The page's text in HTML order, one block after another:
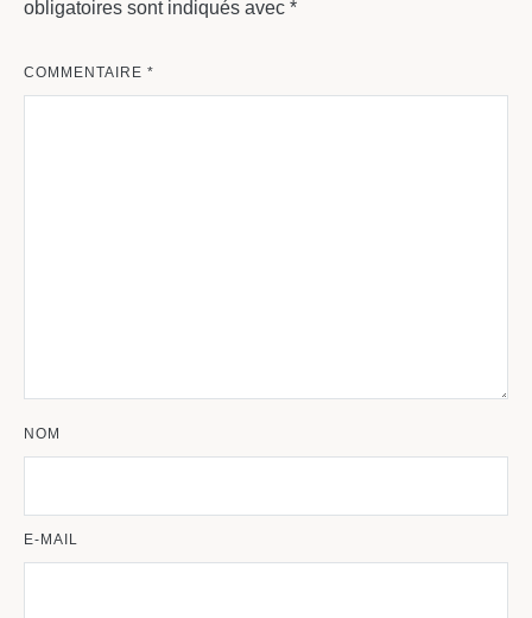
obligatoires sont indiqués avec *
COMMENTAIRE *
NOM
E-MAIL